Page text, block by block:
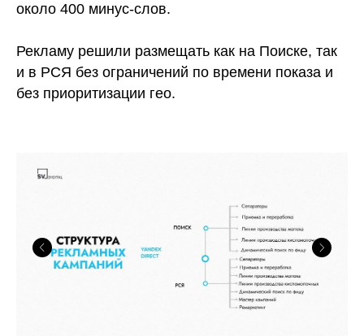
около 400 минус-слов.
Рекламу решили размещать как на Поиске, так
и в РСЯ без ограничений по времени показа и
без приоритизации гео.